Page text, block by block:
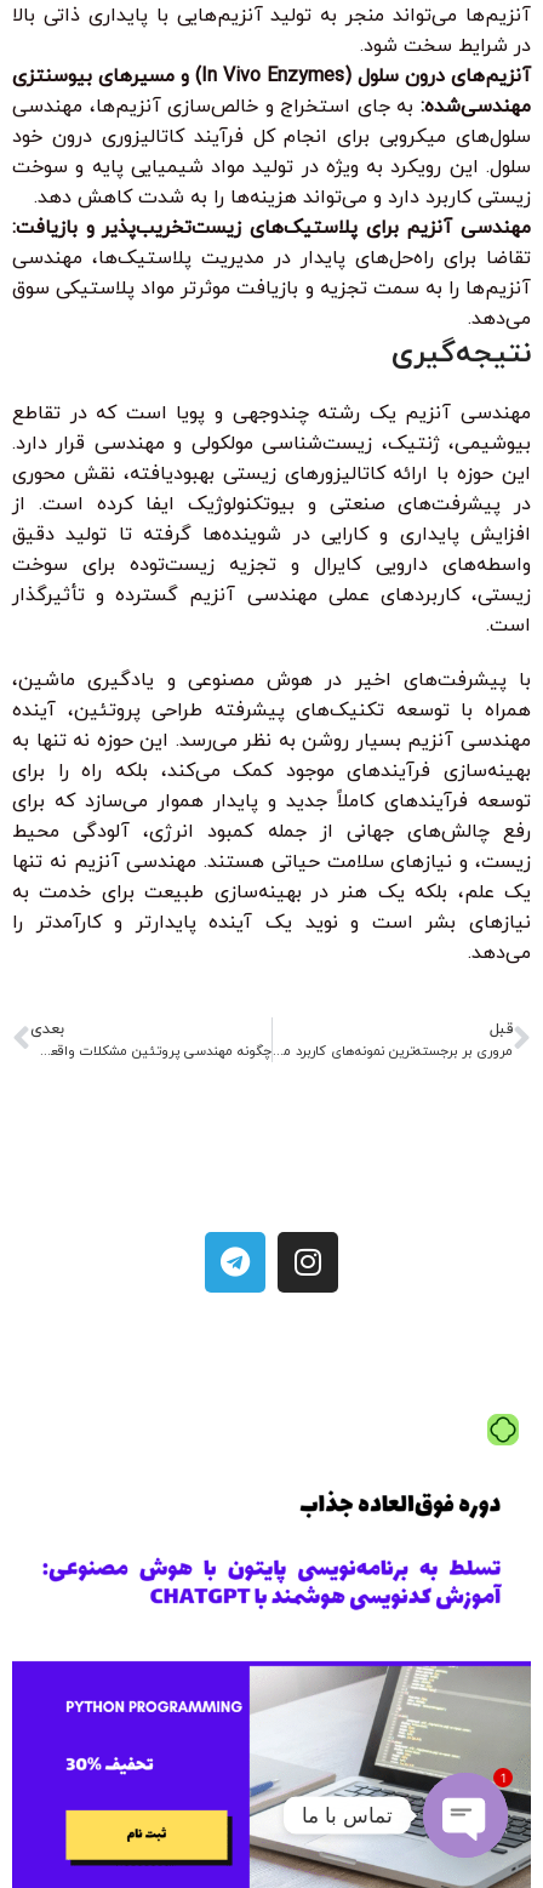
آنزیم‌ها می‌تواند منجر به تولید آنزیم‌هایی با پایداری ذاتی بالا
در شرایط سخت شود.
آنزیم‌های درون سلول (In Vivo Enzymes) و مسیرهای بیوسنتزی
مهندسی‌شده: به جای استخراج و خالص‌سازی آنزیم‌ها، مهندسی
سلول‌های میکروبی برای انجام کل فرآیند کاتالیزوری درون خود
سلول. این رویکرد به ویژه در تولید مواد شیمیایی پایه و سوخت
زیستی کاربرد دارد و می‌تواند هزینه‌ها را به شدت کاهش دهد.
مهندسی آنزیم برای پلاستیک‌های زیست‌تخریب‌پذیر و بازیافت:
تقاضا برای راه‌حل‌های پایدار در مدیریت پلاستیک‌ها، مهندسی
آنزیم‌ها را به سمت تجزیه و بازیافت موثرتر مواد پلاستیکی سوق
می‌دهد.
نتیجه‌گیری
مهندسی آنزیم یک رشته چندوجهی و پویا است که در تقاطع
بیوشیمی، ژنتیک، زیست‌شناسی مولکولی و مهندسی قرار دارد.
این حوزه با ارائه کاتالیزورهای زیستی بهبودیافته، نقش محوری
در پیشرفت‌های صنعتی و بیوتکنولوژیک ایفا کرده است. از
افزایش پایداری و کارایی در شوینده‌ها گرفته تا تولید دقیق
واسطه‌های دارویی کایرال و تجزیه زیست‌توده برای سوخت
زیستی، کاربردهای عملی مهندسی آنزیم گسترده و تأثیرگذار
است.
با پیشرفت‌های اخیر در هوش مصنوعی و یادگیری ماشین،
همراه با توسعه تکنیک‌های پیشرفته طراحی پروتئین، آینده
مهندسی آنزیم بسیار روشن به نظر می‌رسد. این حوزه نه تنها به
بهینه‌سازی فرآیندهای موجود کمک می‌کند، بلکه راه را برای
توسعه فرآیندهای کاملاً جدید و پایدار هموار می‌سازد که برای
رفع چالش‌های جهانی از جمله کمبود انرژی، آلودگی محیط
زیست، و نیازهای سلامت حیاتی هستند. مهندسی آنزیم نه تنها
یک علم، بلکه یک هنر در بهینه‌سازی طبیعت برای خدمت به
نیازهای بشر است و نوید یک آینده پایدارتر و کارآمدتر را
می‌دهد.
قبل
مروری بر برجسته‌ترین نمونه‌های کاربرد مهندسی پروتئین در پزشکی
بعدی
چگونه مهندسی پروتئین مشکلات واقعی جهان را حل می‌کند؟
تماس با ما
Open
1